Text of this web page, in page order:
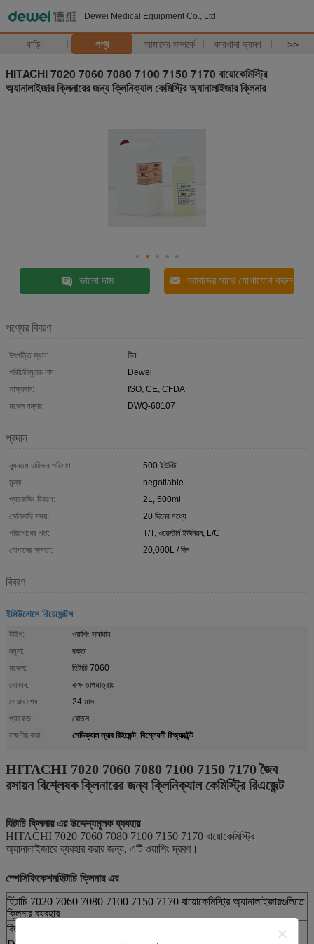
Dewei Medical Equipment Co., Ltd
বাড়ি পণ্য আমাদের সম্পর্কে কারখানা ভ্রমণ >>
HITACHI 7020 7060 7080 7100 7150 7170 বায়োকেমিস্ট্রি
অ্যানালাইজার ক্লিনারের জন্য ক্লিনিক্যাল কেমিস্ট্রি অ্যানালাইজার ক্লিনার
ভালো দাম আমাদের সাথে যোগাযোগ করুন
পণ্যের বিবরণ
উৎপত্তি স্থল:
চীন
পরিচিতিমুলক নাম:
Dewei
সাক্ষ্যদান:
ISO, CE, CFDA
মডেল নম্বার:
DWQ-60107
প্রদান
ন্যূনতম চাহিদার পরিমাণ:
500 ইউনিট
মূল্য:
negotiable
প্যাকেজিং বিবরণ:
2L, 500ml
ডেলিভারি সময়:
20 দিনের মধ্যে
পরিশোধের শর্ত:
T/T, ওয়েস্টার্ন ইউনিয়ন, L/C
যোগানের ক্ষমতা:
20,000L / দিন
বিবরণ
ইমিউনোসে রিয়েজেন্টস
টাইপ:
ওয়াশিং সমাধান
নমুনা:
রক্ত
মডেল:
হিটাচি 7060
দোকান:
কক্ষ তাপমাত্রায়
মেয়াদ শেষ:
24 মাস
প্যাকেজ:
বোতল
লক্ষণীয় করা:
মেডিক্যাল ল্যাব রিইজেন্ট, বিশ্লেষণী রিঅ্যাক্টেন্ট
HITACHI 7020 7060 7080 7100 7150 7170 জৈব
রসায়ন বিশ্লেষক ক্লিনারের জন্য ক্লিনিক্যাল কেমিস্ট্রি রিএজেন্ট
হিটাচি ক্লিনার এর উদ্দেশ্যমূলক ব্যবহার
HITACHI 7020 7060 7080 7100 7150 7170 বায়োকেমিস্ট্রি
অ্যানালাইজারে ব্যবহার করার জন্য, এটি ওয়াশিং দ্রবণ।
স্পেসিফিকেশনহিটাচি ক্লিনার এর
হিটাচি 7020 7060 7080 7100 7150 7170 বায়োকেমিস্ট্রি অ্যানালাইজারগুলিতে
ক্লিনার ব্যবহার
বিড়ালনা
প্যাকেটের আকার